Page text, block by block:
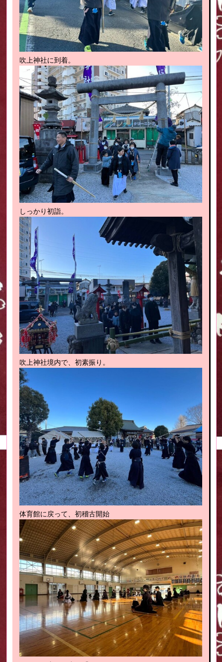
吹上神社に到着。
しっかり初詣。
吹上神社境内で、初素振り。
体育館に戻って、初稽古開始